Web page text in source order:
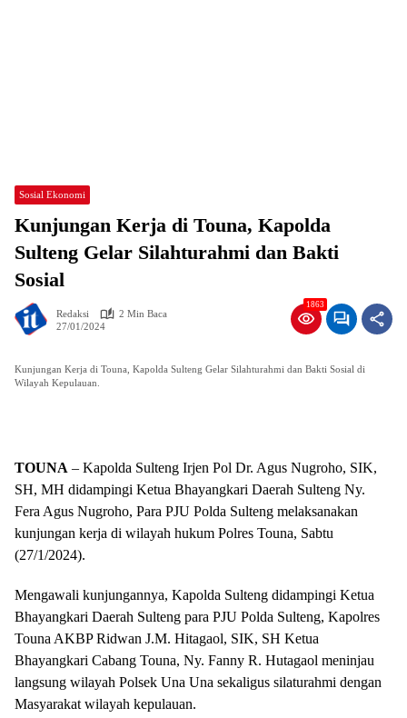
Sosial Ekonomi
Kunjungan Kerja di Touna, Kapolda
Sulteng Gelar Silahturahmi dan Bakti
Sosial
Redaksi
2 Min Baca
27/01/2024
1863
Kunjungan Kerja di Touna, Kapolda Sulteng Gelar Silahturahmi dan Bakti Sosial di
Wilayah Kepulauan.
TOUNA – Kapolda Sulteng Irjen Pol Dr. Agus Nugroho, SIK,
SH, MH didampingi Ketua Bhayangkari Daerah Sulteng Ny.
Fera Agus Nugroho, Para PJU Polda Sulteng melaksanakan
kunjungan kerja di wilayah hukum Polres Touna, Sabtu
(27/1/2024).
Mengawali kunjungannya, Kapolda Sulteng didampingi Ketua
Bhayangkari Daerah Sulteng para PJU Polda Sulteng, Kapolres
Touna AKBP Ridwan J.M. Hitagaol, SIK, SH Ketua
Bhayangkari Cabang Touna, Ny. Fanny R. Hutagaol meninjau
langsung wilayah Polsek Una Una sekaligus silaturahmi dengan
Masyarakat wilayah kepulauan.